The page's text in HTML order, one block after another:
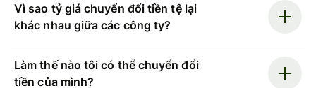
Vì sao tỷ giá chuyển đổi tiền tệ lại
khác nhau giữa các công ty?
Làm thế nào tôi có thể chuyển đổi
tiền của mình?